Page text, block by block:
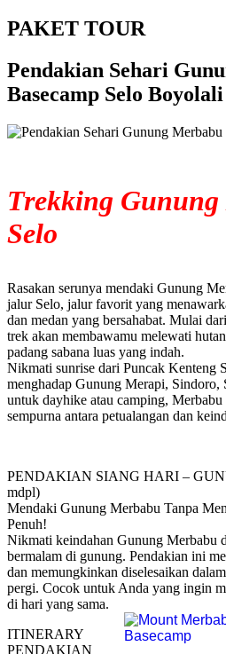
PAKET TOUR
Pendakian Sehari
Basecamp Selo Boyolali
Trekking
Selo
Rasakan serunya mendaki Gunung
jalur Selo, jalur favorit yang
dan medan yang bersahabat. Mulai
trek akan membawamu melewati
padang sabana luas yang indah.
Nikmati sunrise dari Puncak Kenteng
menghadap Gunung Merapi,
untuk dayhike atau camping,
sempurna antara petualangan dan
PENDAKIAN SIANG HARI –
mdpl)
Mendaki Gunung Merbabu Tanpa
Penuh!
Nikmati keindahan Gunung Merbabu
bermalam di gunung. Pendakian ini
dan memungkinkan diselesaikan
pergi. Cocok untuk Anda yang ingin
di hari yang sama.
ITINERARY
PENDAKIAN